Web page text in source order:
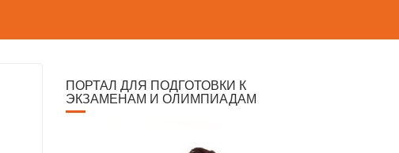
ПОРТАЛ ДЛЯ ПОДГОТОВКИ К
ЭКЗАМЕНАМ И ОЛИМПИАДАМ